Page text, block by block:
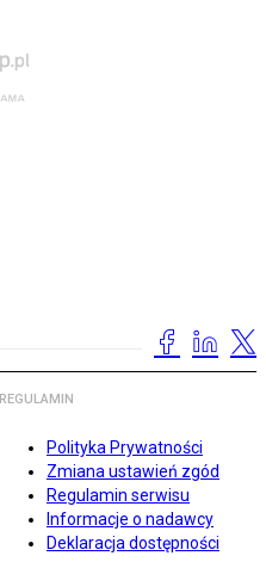
REGULAMIN
Polityka Prywatności
Zmiana ustawień zgód
Regulamin serwisu
Informacje o nadawcy
Deklaracja dostępności